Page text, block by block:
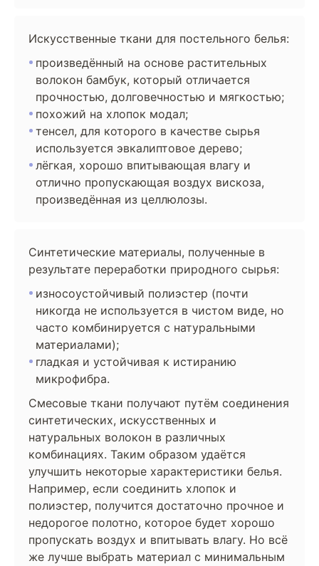
Искусственные ткани для постельного белья:
произведённый на основе растительных
волокон бамбук, который отличается
прочностью, долговечностью и мягкостью;
похожий на хлопок модал;
тенсел, для которого в качестве сырья
используется эвкалиптовое дерево;
лёгкая, хорошо впитывающая влагу и
отлично пропускающая воздух вискоза,
произведённая из целлюлозы.
Синтетические материалы, полученные в
результате переработки природного сырья:
износоустойчивый полиэстер (почти
никогда не используется в чистом виде, но
часто комбинируется с натуральными
материалами);
гладкая и устойчивая к истиранию
микрофибра.
Смесовые ткани получают путём соединения
синтетических, искусственных и
натуральных волокон в различных
комбинациях. Таким образом удаётся
улучшить некоторые характеристики белья.
Например, если соединить хлопок и
полиэстер, получится достаточно прочное и
недорогое полотно, которое будет хорошо
пропускать воздух и впитывать влагу. Но всё
же лучше выбрать материал с минимальным